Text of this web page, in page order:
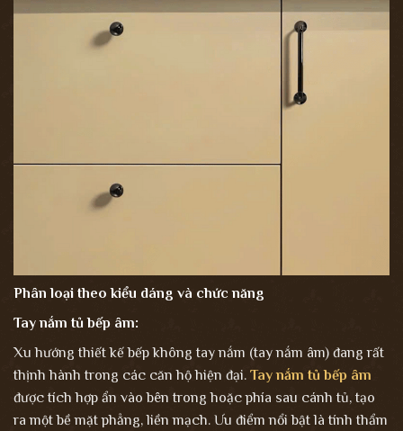
Phân loại theo kiểu dáng và chức năng
Tay nắm tủ bếp âm:
Xu hướng thiết kế bếp không tay nắm (tay nắm âm) đang rất
thịnh hành trong các căn hộ hiện đại. Tay nắm tủ bếp âm
được tích hợp ẩn vào bên trong hoặc phía sau cánh tủ, tạo
ra một bề mặt phẳng, liền mạch. Ưu điểm nổi bật là tính thẩm